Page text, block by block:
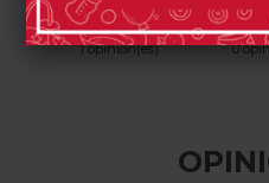
1 opinión(es) 0